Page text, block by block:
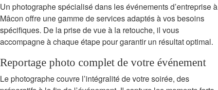
Un photographe spécialisé dans les événements d’entreprise à
Mâcon offre une gamme de services adaptés à vos besoins
spécifiques. De la prise de vue à la retouche, il vous
accompagne à chaque étape pour garantir un résultat optimal.
Reportage photo complet de votre événement
Le photographe couvre l’intégralité de votre soirée, des